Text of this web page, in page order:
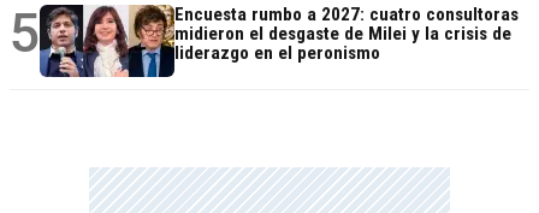
5
Encuesta rumbo a 2027: cuatro consultoras
midieron el desgaste de Milei y la crisis de
liderazgo en el peronismo